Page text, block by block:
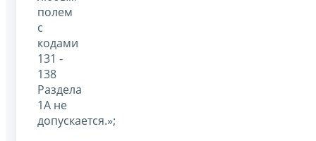
полем
с
кодами
131 -
138
Раздела
1А не
допускается.»;